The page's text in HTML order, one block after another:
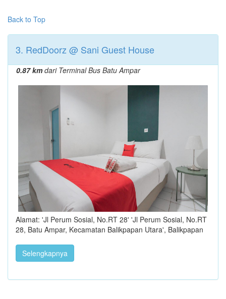
Back to Top
3. RedDoorz @ Sani Guest House
0.87 kmdari Terminal Bus Batu Ampar
Alamat: 'Jl Perum Sosial, No.RT 28' 'Jl Perum Sosial, No.RT
28, Batu Ampar, Kecamatan Balikpapan Utara', Balikpapan
Selengkapnya